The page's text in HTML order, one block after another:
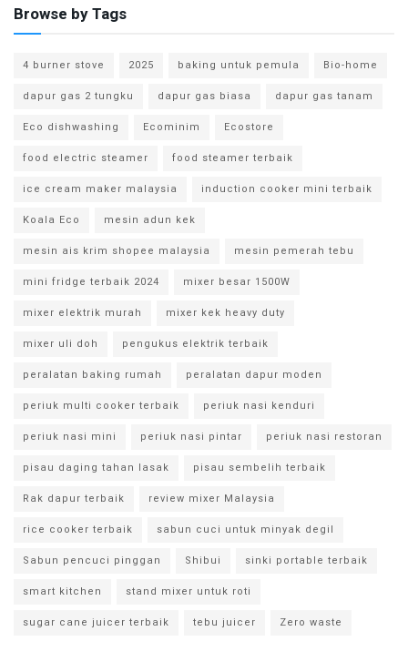
Browse by Tags
4 burner stove 2025 baking untuk pemula
Bio-home
dapur gas 2 tungku
dapur gas biasa
dapur gas tanam
Eco dishwashing
Ecominim
Ecostore
food electric steamer
food steamer terbaik
ice cream maker malaysia
induction cooker mini terbaik
Koala Eco
mesin adun kek
mesin ais krim shopee malaysia
mesin pemerah tebu
mini fridge terbaik 2024
mixer besar 1500W
mixer elektrik murah
mixer kek heavy duty
mixer uli doh
pengukus elektrik terbaik
peralatan baking rumah
peralatan dapur moden
periuk multi cooker terbaik
periuk nasi kenduri
periuk nasi mini
periuk nasi pintar
periuk nasi restoran
pisau daging tahan lasak
pisau sembelih terbaik
Rak dapur terbaik
review mixer Malaysia
rice cooker terbaik
sabun cuci untuk minyak degil
Sabun pencuci pinggan
Shibui
sinki portable terbaik
smart kitchen
stand mixer untuk roti
sugar cane juicer terbaik
tebu juicer Zero waste